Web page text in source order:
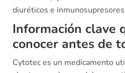
diuréticos e
Información clave
conocer antes de
Cytotec es un medicamento